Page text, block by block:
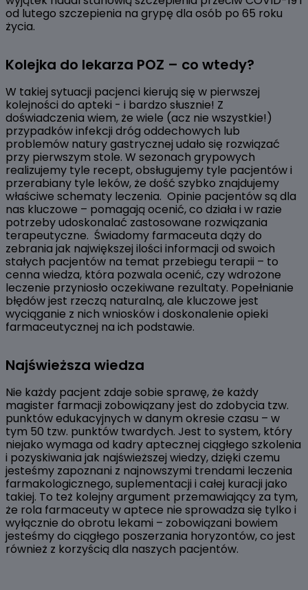
od lutego szczepienia na grypę dla osób po 65 roku
życia.
Kolejka do lekarza POZ – co wtedy?
W takiej sytuacji pacjenci kierują się w pierwszej
kolejności do apteki - i bardzo słusznie! Z
doświadczenia wiem, że wiele (acz nie wszystkie!)
przypadków infekcji dróg oddechowych lub
problemów natury gastrycznej udało się rozwiązać
przy pierwszym stole. W sezonach grypowych
realizujemy tyle recept, obsługujemy tyle pacjentów i
przerabiany tyle leków, że dość szybko znajdujemy
właściwe schematy leczenia. Opinie pacjentów są dla
nas kluczowe – pomagają ocenić, co działa i w razie
potrzeby udoskonalać zastosowane rozwiązania
terapeutyczne. Świadomy farmaceuta dąży do
zebrania jak największej ilości informacji od swoich
stałych pacjentów na temat przebiegu terapii – to
cenna wiedza, która pozwala ocenić, czy wdrożone
leczenie przyniosło oczekiwane rezultaty. Popełnianie
błędów jest rzeczą naturalną, ale kluczowe jest
wyciąganie z nich wniosków i doskonalenie opieki
farmaceutycznej na ich podstawie.
Najświeższa wiedza
Nie każdy pacjent zdaje sobie sprawę, że każdy
magister farmacji zobowiązany jest do zdobycia tzw.
punktów edukacyjnych w danym okresie czasu – w
tym 50 tzw. punktów twardych. Jest to system, który
niejako wymaga od kadry aptecznej ciągłego szkolenia
i pozyskiwania jak najświeższej wiedzy, dzięki czemu
jesteśmy zapoznani z najnowszymi trendami leczenia
farmakologicznego, suplementacji i całej kuracji jako
takiej. To też kolejny argument przemawiający za tym,
że rola farmaceuty w aptece nie sprowadza się tylko i
wyłącznie do obrotu lekami – zobowiązani bowiem
jesteśmy do ciągłego poszerzania horyzontów, co jest
również z korzyścią dla naszych pacjentów.